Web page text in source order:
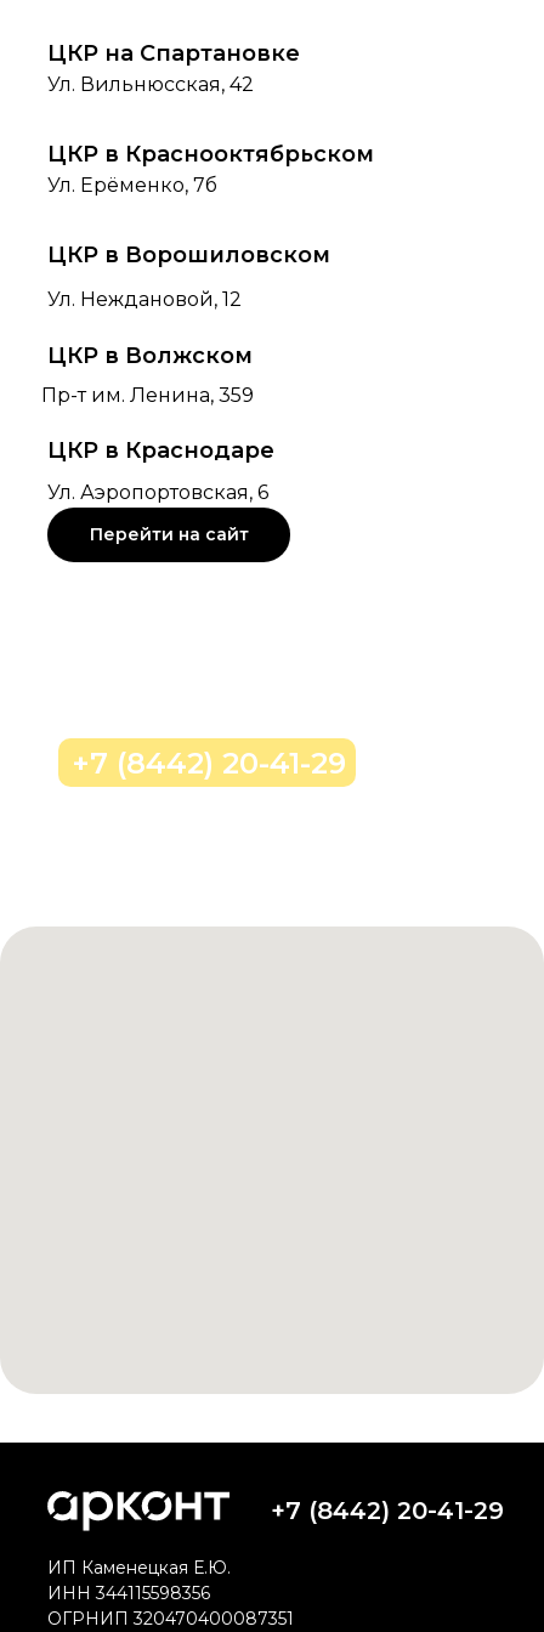
Ул. Неждановой, 12
ЦКР в Волжском
ЦКР в Краснодаре
Пр-т им. Ленина, 359
Ул. Аэропортовская, 6
Перейти на сайт
ЦКР в Ворошиловском
ЦКР в Краснооктябрьском
Ул. Ерёменко, 7б
ЦКР на Спартановке
Ул. Вильнюсская, 42
+7 (8442) 20-41-29
+7 (8442) 20-41-29
ИП Каменецкая Е.Ю.
ИНН 344115598356
ОГРНИП 320470400087351